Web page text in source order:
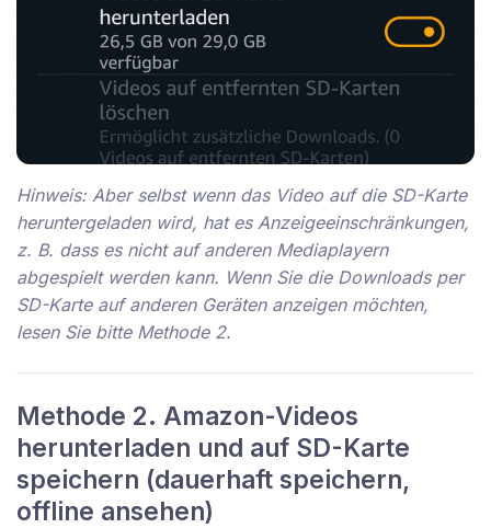
Hinweis: Aber selbst wenn das Video auf die SD-Karte
heruntergeladen wird, hat es Anzeigeeinschränkungen,
z. B. dass es nicht auf anderen Mediaplayern
abgespielt werden kann. Wenn Sie die Downloads per
SD-Karte auf anderen Geräten anzeigen möchten,
lesen Sie bitte Methode 2.
Methode 2. Amazon-Videos
herunterladen und auf SD-Karte
speichern (dauerhaft speichern,
offline ansehen)